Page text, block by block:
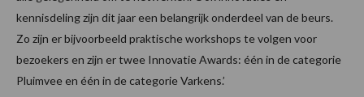
kennisdeling zijn dit jaar een belangrijk onderdeel van de beurs.
Zo zijn er bijvoorbeeld praktische workshops te volgen voor
bezoekers en zijn er twee Innovatie Awards: één in de categorie
Pluimvee en één in de categorie Varkens.’